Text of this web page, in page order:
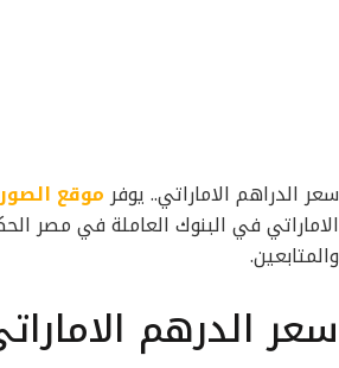
سعر الدراهم الاماراتي.. يوفرموقع
الاماراتي في البنوك العاملة في مصر
والمتابعين.
سعر الدرهم